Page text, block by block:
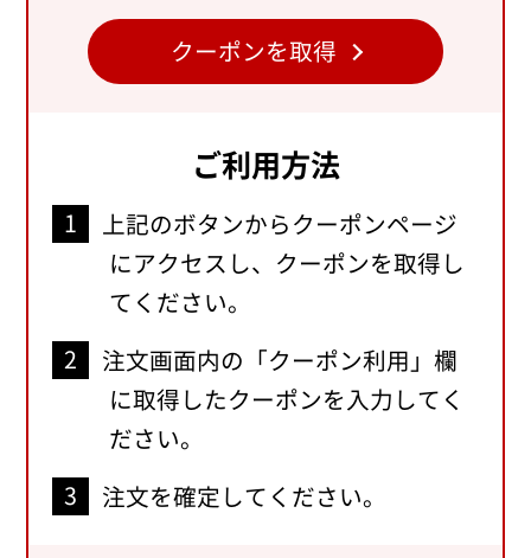
クーポンを取得
ご利用方法
上記のボタンからクーポンページ
にアクセスし、クーポンを取得し
てください。
注文画面内の「クーポン利用」欄
に取得したクーポンを入力してく
ださい。
注文を確定してください。